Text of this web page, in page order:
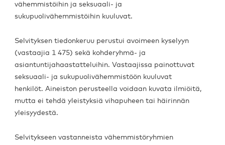
vähemmistöihin ja seksuaali- ja
sukupuolivähemmistöihin kuuluvat.
Selvityksen tiedonkeruu perustui avoimeen kyselyyn
(vastaajia 1 475) sekä kohderyhmä- ja
asiantuntijahaastatteluihin. Vastaajissa painottuvat
seksuaali- ja sukupuolivähemmistöön kuuluvat
henkilöt. Aineiston perusteella voidaan kuvata ilmiöitä,
mutta ei tehdä yleistyksiä vihapuheen tai häirinnän
yleisyydestä.
Selvitykseen vastanneista vähemmistöryhmien